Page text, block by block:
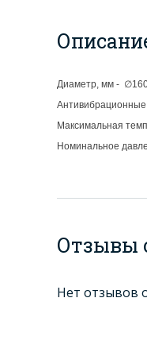
Диаметр, мм -
Максимальная
Номинальное
Отзывы
Нет отзывов